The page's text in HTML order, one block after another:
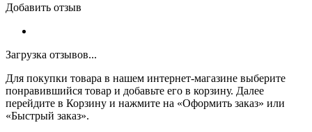
Добавить отзыв
Загрузка отзывов...
Для покупки товара в нашем интернет-магазине выберите
понравившийся товар и добавьте его в корзину. Далее
перейдите в Корзину и нажмите на «Оформить заказ» или
«Быстрый заказ».